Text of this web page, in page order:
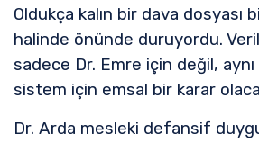
Oldukça kalın bir dava dosyası
halinde önünde duruyordu.
sadece Dr. Emre için değil,
sistem için emsal bir karar
Dr. Arda mesleki defansif